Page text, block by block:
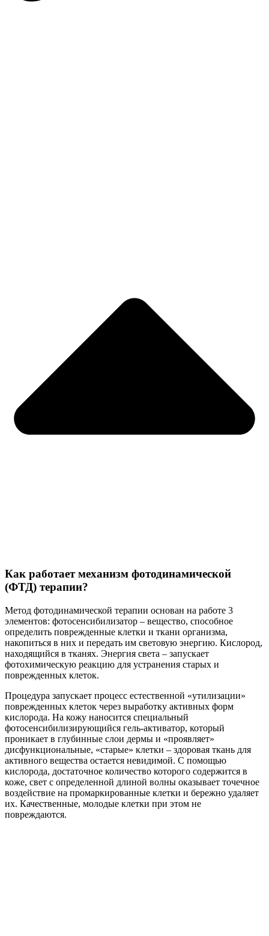
Как работает механизм фотодинамической
(ФТД) терапии?
Метод фотодинамической терапии основан на работе 3
элементов: фотосенсибилизатор – вещество, способное
определить поврежденные клетки и ткани организма,
накопиться в них и передать им световую энергию. Кислород,
находящийся в тканях. Энергия света – запускает
фотохимическую реакцию для устранения старых и
поврежденных клеток.
Процедура запускает процесс естественной «утилизации»
поврежденных клеток через выработку активных форм
кислорода. На кожу наносится специальный
фотосенсибилизирующийся гель-активатор, который
проникает в глубинные слои дермы и «проявляет»
дисфункциональные, «старые» клетки – здоровая ткань для
активного вещества остается невидимой. С помощью
кислорода, достаточное количество которого содержится в
коже, свет с определенной длиной волны оказывает точечное
воздействие на промаркированные клетки и бережно удаляет
их. Качественные, молодые клетки при этом не
повреждаются.